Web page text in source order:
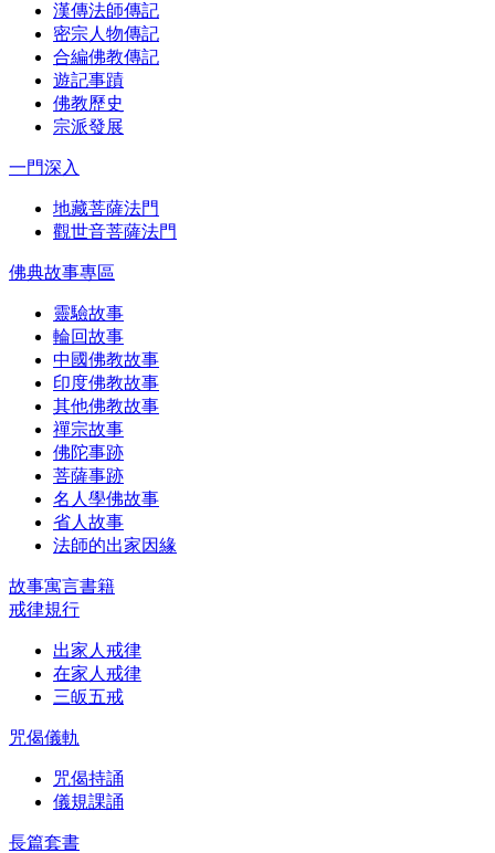
漢傳法師傳記
密宗人物傳記
合編佛教傳記
遊記事蹟
佛教歷史
宗派發展
一門深入
地藏菩薩法門
觀世音菩薩法門
佛典故事專區
靈驗故事
輪回故事
中國佛教故事
印度佛教故事
其他佛教故事
禪宗故事
佛陀事跡
菩薩事跡
名人學佛故事
省人故事
法師的出家因緣
故事寓言書籍
戒律規行
出家人戒律
在家人戒律
三皈五戒
咒偈儀軌
咒偈持誦
儀規課誦
長篇套書